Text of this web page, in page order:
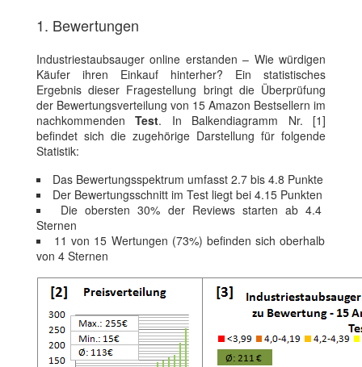
1. Bewertungen
Industriestaubsauger online erstanden – Wie würdigen
Käufer ihren Einkauf hinterher? Ein statistisches
Ergebnis dieser Fragestellung bringt die Überprüfung
der Bewertungsverteilung von 15 Amazon Bestsellern im
nachkommendenTest. In Balkendiagramm Nr. [1]
befindet sich die zugehörige Darstellung für folgende
Statistik:
Das Bewertungsspektrum umfasst 2.7 bis 4.8 Punkte
Der Bewertungsschnitt im Test liegt bei 4.15 Punkten
Die obersten 30% der Reviews starten ab 4.4
Sternen
11 von 15 Wertungen (73%) befinden sich oberhalb
von 4 Sternen